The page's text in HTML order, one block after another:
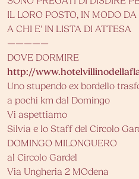
IL LORO POSTO, IN MODO
A CHI E’ IN LISTA DI ATTESA
—————
DOVE DORMIRE
http://
Uno stupendo ex bordello
a pochi km dal Domingo
Vi aspettiamo
Silvia e lo Staff del Circolo
DOMINGO MILONGUERO
al Circolo Gardel
Via Ungheria 2 MOdena